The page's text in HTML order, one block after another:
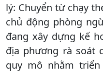
lý: Chuyển từ chạy
chủ động phòng
đang xây dựng kế
địa phương rà soát
quy mô nhằm